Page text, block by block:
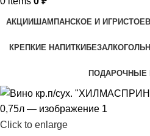
АКЦИИШАМПАНСКОЕ И ИГРИСТОЕ
КРЕПКИЕ НАПИТКИ
ПОДАРОЧНЫЕ
Click to enlarge